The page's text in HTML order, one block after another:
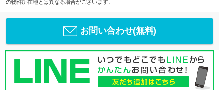
の物件所在地とは異なる場合がございます。
お問い合わせ(無料)